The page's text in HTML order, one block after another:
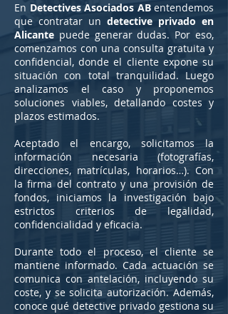
En Detectives Asociados ABentendemos
que contratar un detective privado en
Alicante puede generar dudas. Por eso,
comenzamos con una consulta gratuita y
confidencial, donde el cliente expone su
situación con total tranquilidad. Luego
analizamos el caso y proponemos
soluciones viables, detallando costes y
plazos estimados.
Aceptado el encargo, solicitamos la
información necesaria (fotografías,
direcciones, matrículas, horarios…). Con
la firma del contrato y una provisión de
fondos, iniciamos la investigación bajo
estrictos criterios de legalidad,
confidencialidad y eficacia.
Durante todo el proceso, el cliente se
mantiene informado. Cada actuación se
comunica con antelación, incluyendo su
coste, y se solicita autorización. Además,
conoce qué detective privado gestiona su